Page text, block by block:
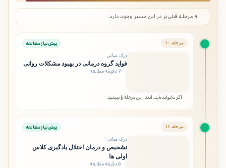
۹ مرحله قبلی‌تر در این مسیر وجود دارد.
مرحله ۱۰ پیش‌نیاز مطالعه
درک میانی
فواید گروه درمانی در بهبود مشکلات روانی
۷ دقیقه مطالعه
اگر نخوانده‌اید، ابتدا این مرحله را ببینید
مرحله ۱۱ پیش‌نیاز مطالعه
درک میانی
تشخیص و درمان اختلال یادگیری کلاس
اولی‌ ها
۵ دقیقه مطالعه